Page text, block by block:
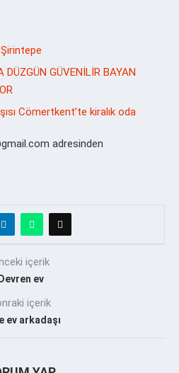
DÜZGÜN GÜVENİLİR BAYAN
Cömertkent’te kiralık oda
adresinden
içerik
Devren ev
içerik
ev arkadaşı